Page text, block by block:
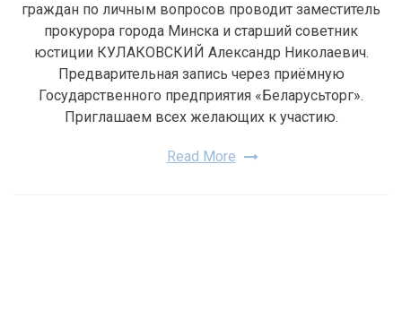
граждан по личным вопросов проводит заместитель
прокурора города Минска и старший советник
юстиции КУЛАКОВСКИЙ Александр Николаевич.
Предварительная запись через приёмную
Государственного предприятия «Беларусьторг».
Приглашаем всех желающих к участию.
Read More